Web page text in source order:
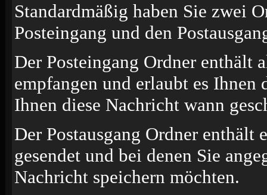
Standardmäßig haben Sie zwei
Posteingang und den
Der Posteingang Ordner enthält
empfangen und erlaubt es Ihnen
Ihnen diese Nachricht wann
Der Postausgang Ordner
gesendet und bei denen Sie
Nachricht speichern möchten.